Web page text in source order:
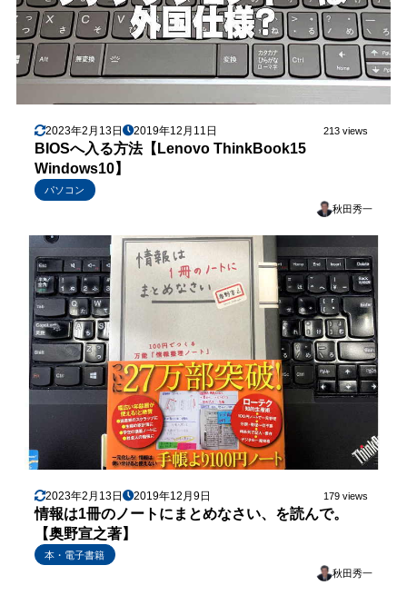
2023年2月13日 2019年12月11日 213 views
BIOSへ入る方法【Lenovo ThinkBook15
Windows10】
パソコン
秋田秀一
2023年2月13日 2019年12月9日 179 views
情報は1冊のノートにまとめなさい、を読んで。
【奥野宣之著】
本・電子書籍
秋田秀一